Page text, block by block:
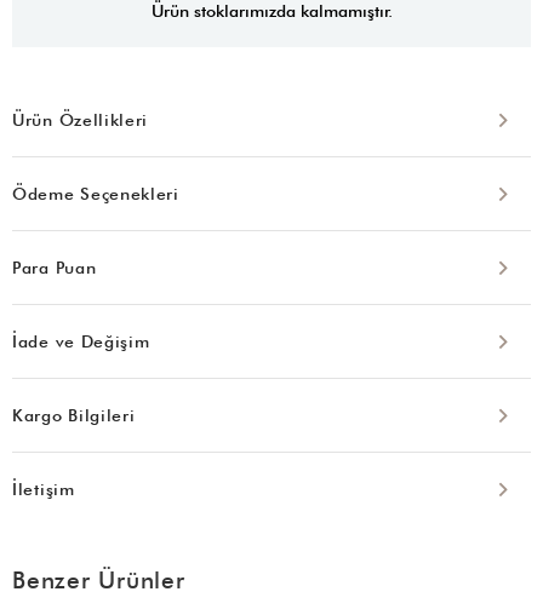
Ürün stoklarımızda kalmamıştır.
Ürün Özellikleri
Ödeme Seçenekleri
Para Puan
İade ve Değişim
Kargo Bilgileri
İletişim
Benzer Ürünler